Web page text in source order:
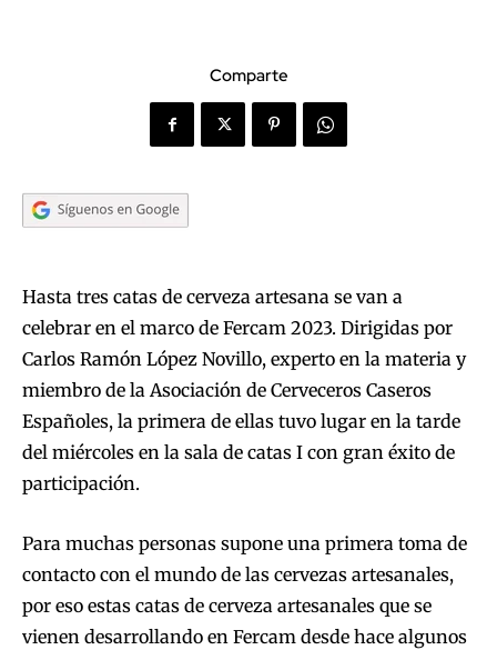
Comparte
Hasta tres catas de cerveza artesana se van a
celebrar en el marco de Fercam 2023. Dirigidas por
Carlos Ramón López Novillo, experto en la materia y
miembro de la Asociación de Cerveceros Caseros
Españoles, la primera de ellas tuvo lugar en la tarde
del miércoles en la sala de catas I con gran éxito de
participación.
Para muchas personas supone una primera toma de
contacto con el mundo de las cervezas artesanales,
por eso estas catas de cerveza artesanales que se
vienen desarrollando en Fercam desde hace algunos